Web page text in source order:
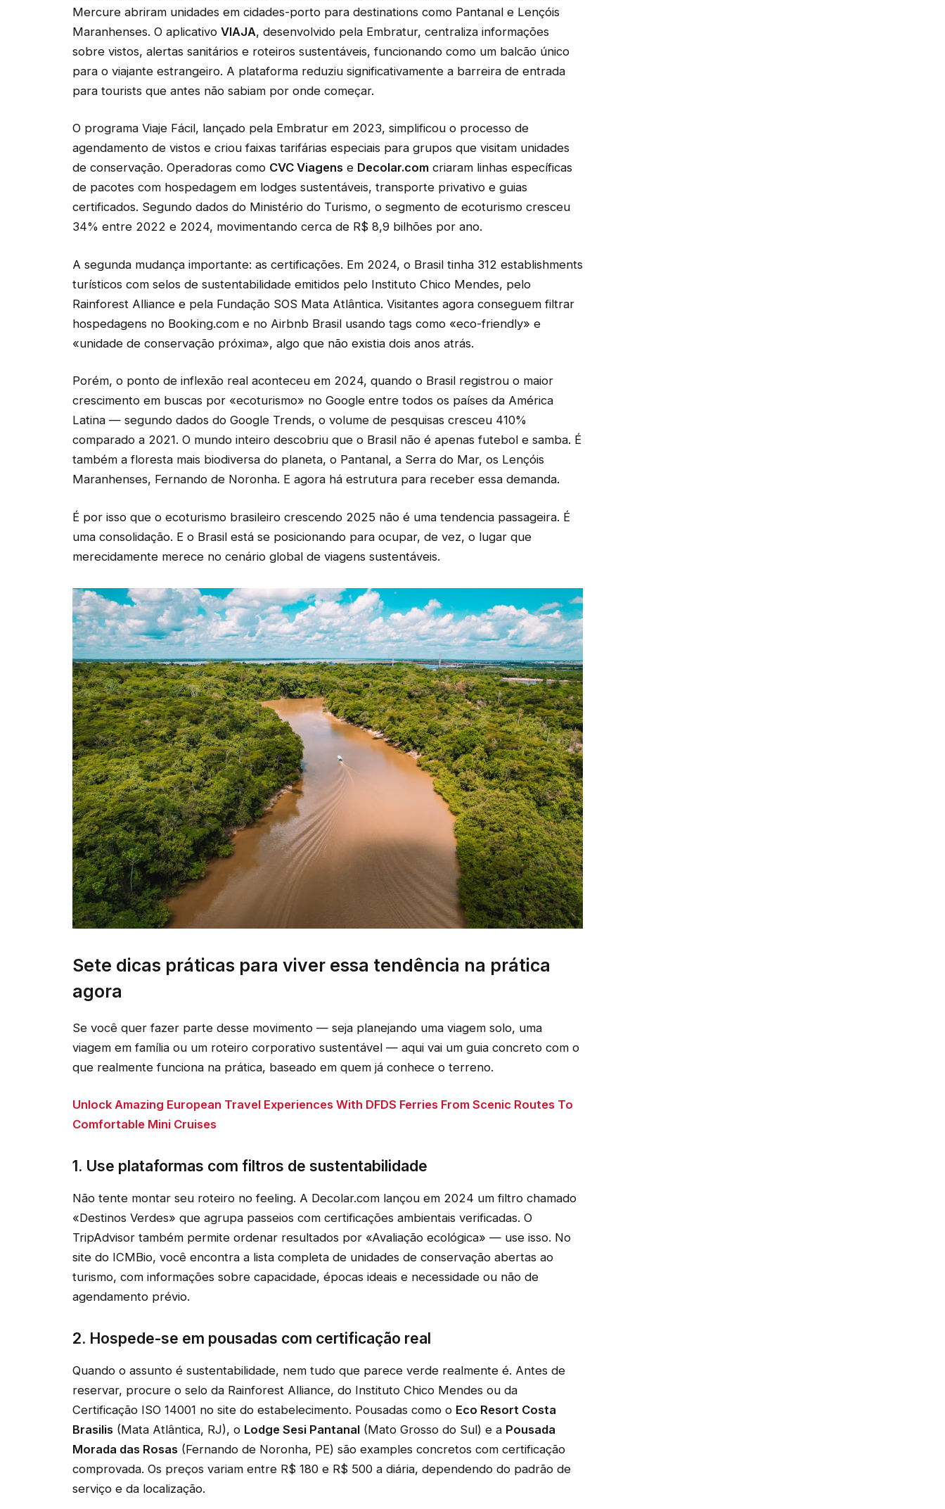
Mercure abriram unidades em cidades-porto para destinations como Pantanal e Lençóis
Maranhenses. O aplicativo VIAJA, desenvolvido pela Embratur, centraliza informações
sobre vistos, alertas sanitários e roteiros sustentáveis, funcionando como um balcão único
para o viajante estrangeiro. A plataforma reduziu significativamente a barreira de entrada
para tourists que antes não sabiam por onde começar.
O programa Viaje Fácil, lançado pela Embratur em 2023, simplificou o processo de
agendamento de vistos e criou faixas tarifárias especiais para grupos que visitam unidades
de conservação. Operadoras como CVC Viagens e Decolar.com criaram linhas específicas
de pacotes com hospedagem em lodges sustentáveis, transporte privativo e guias
certificados. Segundo dados do Ministério do Turismo, o segmento de ecoturismo cresceu
34% entre 2022 e 2024, movimentando cerca de R$ 8,9 bilhões por ano.
A segunda mudança importante: as certificações. Em 2024, o Brasil tinha 312 establishments
turísticos com selos de sustentabilidade emitidos pelo Instituto Chico Mendes, pelo
Rainforest Alliance e pela Fundação SOS Mata Atlântica. Visitantes agora conseguem filtrar
hospedagens no Booking.com e no Airbnb Brasil usando tags como «eco-friendly» e
«unidade de conservação próxima», algo que não existia dois anos atrás.
Porém, o ponto de inflexão real aconteceu em 2024, quando o Brasil registrou o maior
crescimento em buscas por «ecoturismo» no Google entre todos os países da América
Latina — segundo dados do Google Trends, o volume de pesquisas cresceu 410%
comparado a 2021. O mundo inteiro descobriu que o Brasil não é apenas futebol e samba. É
também a floresta mais biodiversa do planeta, o Pantanal, a Serra do Mar, os Lençóis
Maranhenses, Fernando de Noronha. E agora há estrutura para receber essa demanda.
É por isso que o ecoturismo brasileiro crescendo 2025 não é uma tendencia passageira. É
uma consolidação. E o Brasil está se posicionando para ocupar, de vez, o lugar que
merecidamente merece no cenário global de viagens sustentáveis.
Sete dicas práticas para viver essa tendência na prática
agora
Se você quer fazer parte desse movimento — seja planejando uma viagem solo, uma
viagem em família ou um roteiro corporativo sustentável — aqui vai um guia concreto com o
que realmente funciona na prática, baseado em quem já conhece o terreno.
Unlock Amazing European Travel Experiences With DFDS Ferries From Scenic Routes To
Comfortable Mini Cruises
1. Use plataformas com filtros de sustentabilidade
Não tente montar seu roteiro no feeling. A Decolar.com lançou em 2024 um filtro chamado
«Destinos Verdes» que agrupa passeios com certificações ambientais verificadas. O
TripAdvisor também permite ordenar resultados por «Avaliação ecológica» — use isso. No
site do ICMBio, você encontra a lista completa de unidades de conservação abertas ao
turismo, com informações sobre capacidade, épocas ideais e necessidade ou não de
agendamento prévio.
2. Hospede-se em pousadas com certificação real
Quando o assunto é sustentabilidade, nem tudo que parece verde realmente é. Antes de
reservar, procure o selo da Rainforest Alliance, do Instituto Chico Mendes ou da
Certificação ISO 14001 no site do estabelecimento. Pousadas como o Eco Resort Costa
Brasilis (Mata Atlântica, RJ), o Lodge Sesi Pantanal (Mato Grosso do Sul) e a Pousada
Morada das Rosas (Fernando de Noronha, PE) são examples concretos com certificação
comprovada. Os preços variam entre R$ 180 e R$ 500 a diária, dependendo do padrão de
serviço e da localização.